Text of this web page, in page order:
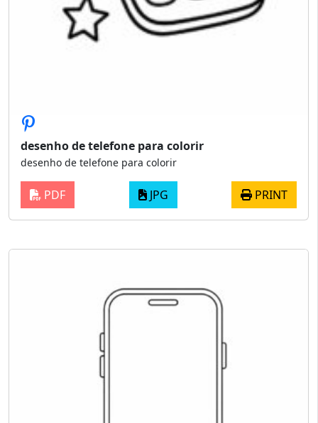
desenho de telefone para colorir
desenho de telefone para colorir
PDF JPG PRINT